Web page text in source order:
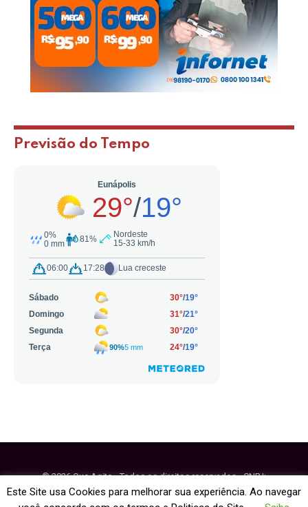
Previsão do Tempo
© 2026 Que Agito - Todos os direitos reservados - CNPJ:
64.884.270/0001-95
Este Site usa Cookies para melhorar sua experiência. Ao navegar